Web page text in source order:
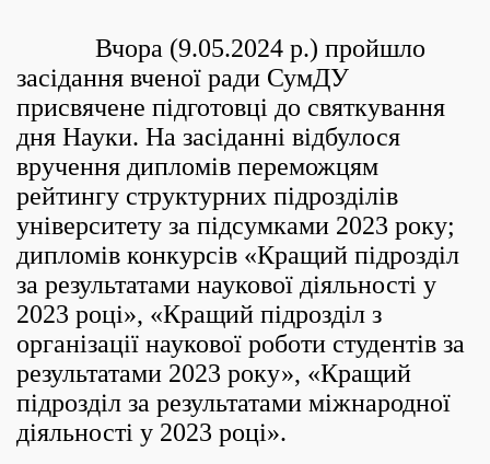
Вчора (9.05.2024 р.) пройшло
засідання вченої ради СумДУ
присвячене підготовці до святкування
дня Науки. На засіданні відбулося
вручення дипломів переможцям
рейтингу структурних підрозділів
університету за підсумками 2023 року;
дипломів конкурсів «Кращий підрозділ
за результатами наукової діяльності у
2023 році», «Кращий підрозділ з
організації наукової роботи студентів за
результатами 2023 року», «Кращий
підрозділ за результатами міжнародної
діяльності у 2023 році».